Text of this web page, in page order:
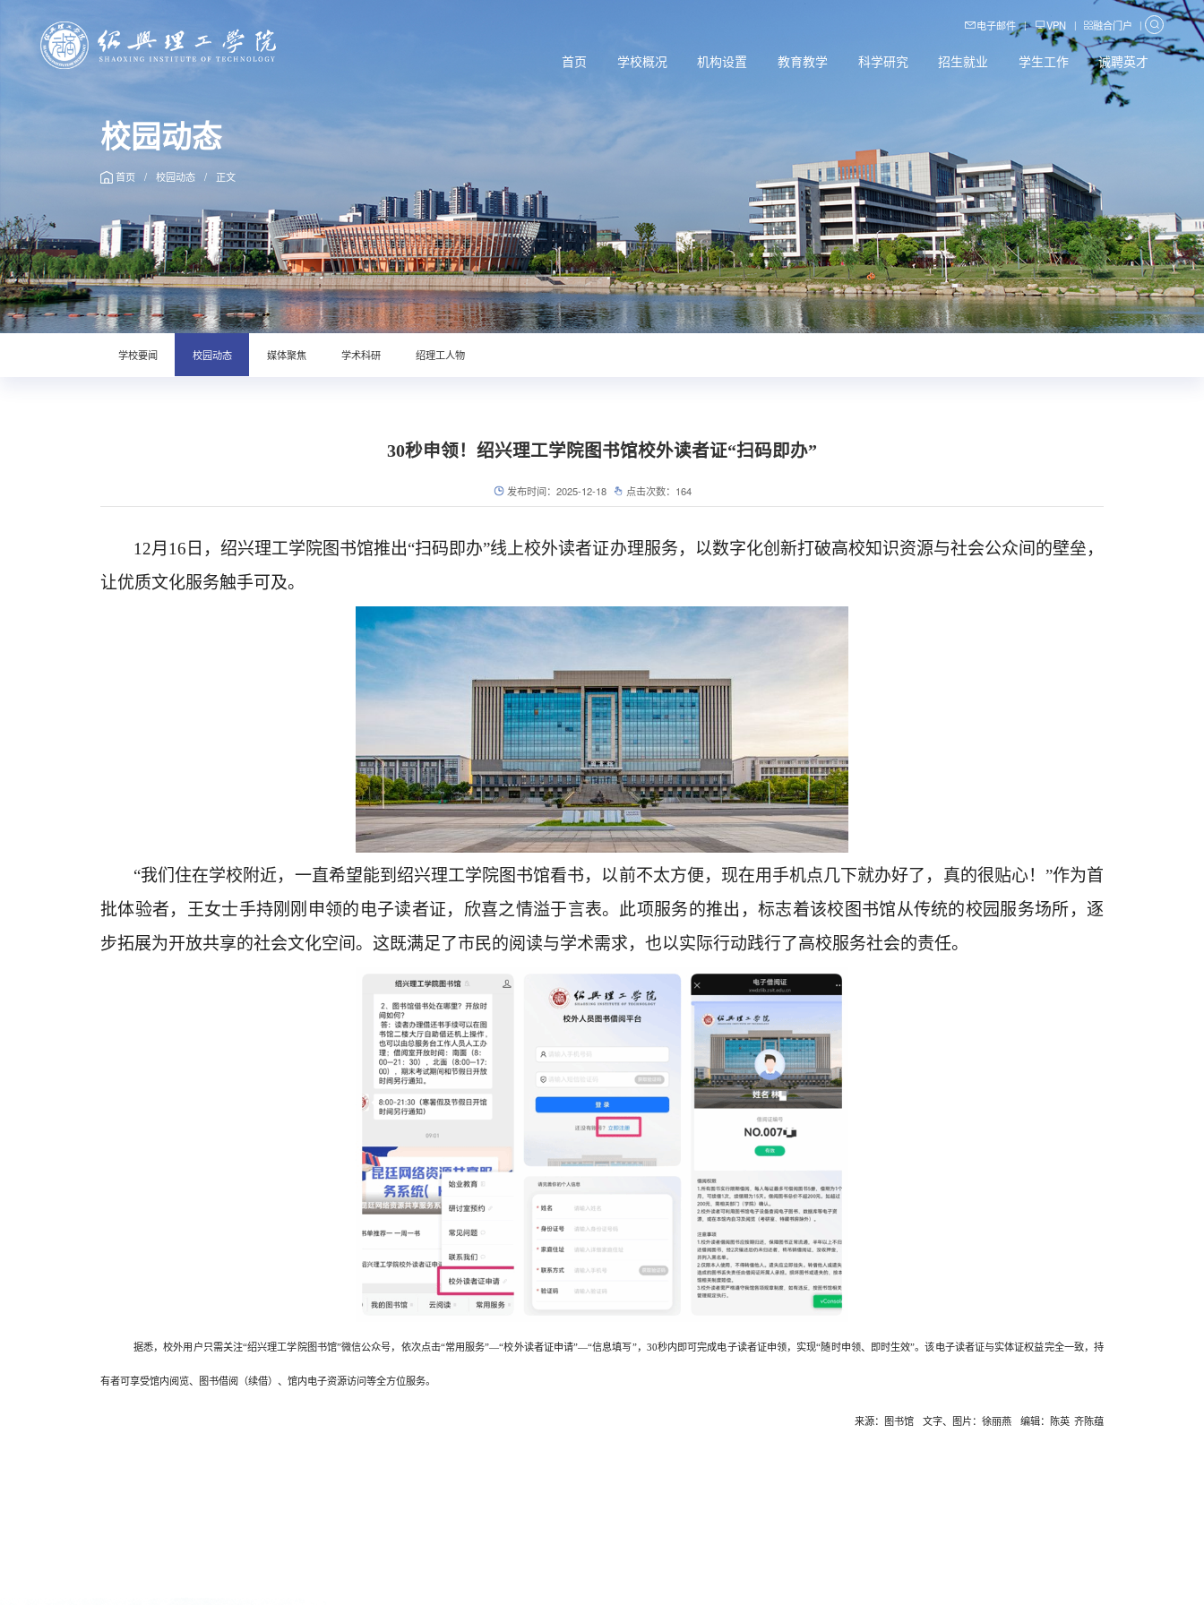
电子邮件 | VPN | 融合门户 |
首页 学校概况 机构设置 教育教学 科学研究 招生就业 学生工作 诚聘英才
校园动态
首页 / 校园动态 / 正文
学校要闻 校园动态 媒体聚焦 学术科研 绍理工人物
30秒申领！绍兴理工学院图书馆校外读者证“扫码即办”
发布时间：2025-12-18 点击次数： 164
12月16日，绍兴理工学院图书馆推出“扫码即办”线上校外读者证办理服务，以数字化创新打破高校知识资源与社会公众间的壁垒，
让优质文化服务触手可及。
“我们住在学校附近，一直希望能到绍兴理工学院图书馆看书，以前不太方便，现在用手机点几下就办好了，真的很贴心！”作为首
批体验者，王女士手持刚刚申领的电子读者证，欣喜之情溢于言表。此项服务的推出，标志着该校图书馆从传统的校园服务场所，逐
步拓展为开放共享的社会文化空间。这既满足了市民的阅读与学术需求，也以实际行动践行了高校服务社会的责任。
据悉，校外用户只需关注“绍兴理工学院图书馆”微信公众号，依次点击“常用服务”—“校外读者证申请”—“信息填写”，30秒内即可完成电子读者证申领，实现“随时申领、即时生效”。该电子读者证与实体证权益完全一致，持
有者可享受馆内阅览、图书借阅（续借）、馆内电子资源访问等全方位服务。
来源：图书馆 文字、图片：徐丽燕 编辑：陈英 齐陈蕴